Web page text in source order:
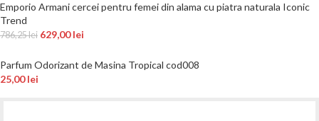
Emporio Armani cercei pentru femei din alama cu piatra naturala Iconic
Trend
786,25lei 629,00lei
Parfum Odorizant de Masina Tropical cod008
25,00lei